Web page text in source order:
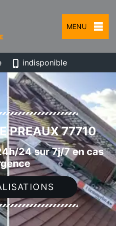
MENU
indisponible
PREAUX 77710
24 sur 7j/7 en cas